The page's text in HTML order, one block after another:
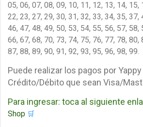
05, 06, 07, 08, 09, 10, 11, 12, 13, 14, 15,
22, 23, 27, 29, 30, 31, 32, 33, 34, 35, 37,
46, 47, 48, 49, 50, 53, 54, 55, 56, 57, 58,
66, 67, 68, 70, 73, 74, 75, 76, 77, 78, 80,
87, 88, 89, 90, 91, 92, 93, 95, 96, 98, 99.
Puede realizar los pagos por
Crédito/Débito que sean Visa/
Para ingresar: toca al siguiente
Shop 🛒